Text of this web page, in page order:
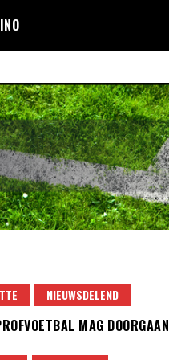
NIEUWSDELEND
MAG DOORGAAN